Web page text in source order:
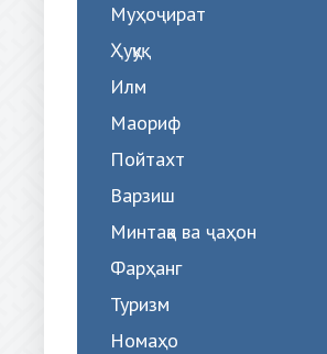
Муҳоҷират
Ҳуқуқ
Илм
Маориф
Пойтахт
Варзиш
Минтақа ва ҷаҳон
Фарҳанг
Туризм
Номаҳо
УХНААГИЙН ХУРЭЛСУХ...
ахбори омма! Хонумҳо ва